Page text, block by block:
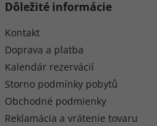
Dôležité informácie
Kontakt
Doprava a platba
Kalendár rezervácií
Storno podmínky pobytů
Obchodné podmienky
Reklamácia a vrátenie tovaru